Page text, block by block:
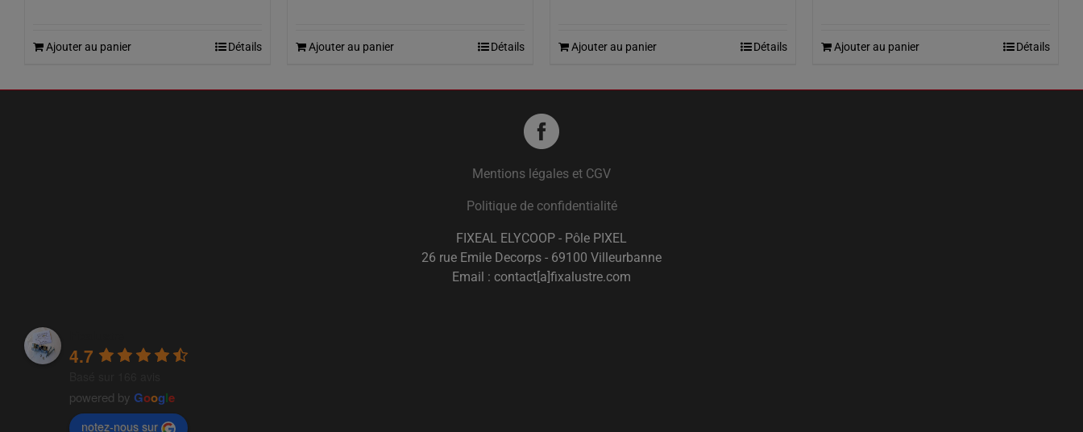
Ajouter au panier Détails Ajouter au panier Détails Ajouter au panier Détails Ajouter au panier Détails
Mentions légales et CGV
Politique de confidentialité
FIXEAL ELYCOOP - Pôle PIXEL
26 rue Emile Decorps - 69100 Villeurbanne
Email : contact[a]fixalustre.com
4.7
powered by Google
notez-nous sur